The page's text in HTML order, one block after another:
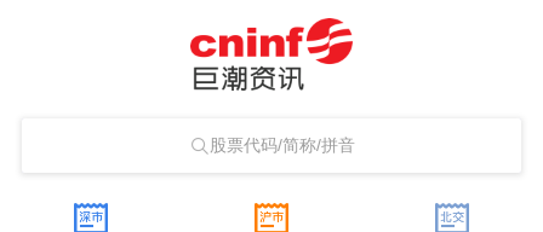
股票代码/简称/拼音